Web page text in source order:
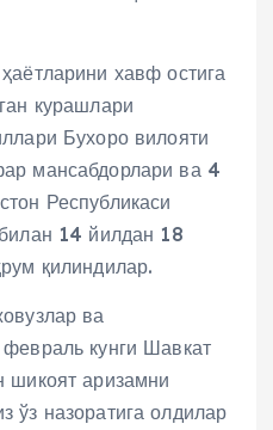
хавф остига
курашлари
Бухоро вилояти
мансабдорлари ва 4
Республикаси
14 йилдан 18
қилиндилар.
ва
кунги Шавкат
шикоят аризамни
ўз назоратига олдилар